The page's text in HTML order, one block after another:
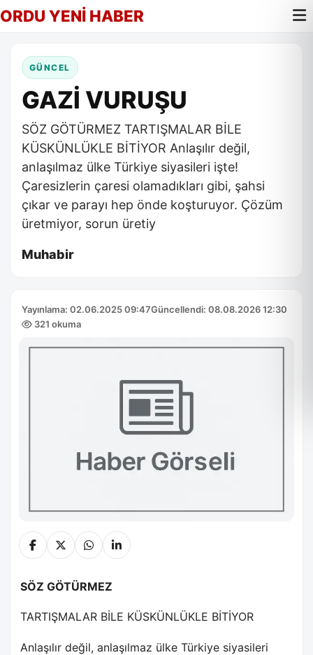
ORDU YENİ HABER
GÜNCEL
GAZİ VURUŞU
SÖZ GÖTÜRMEZ TARTIŞMALAR BİLE
KÜSKÜNLÜKLE BİTİYOR Anlaşılır değil,
anlaşılmaz ülke Türkiye siyasileri işte!
Çaresizlerin çaresi olamadıkları gibi, şahsi
çıkar ve parayı hep önde koşturuyor. Çözüm
üretmiyor, sorun üretiy
Muhabir
Yayınlama: 02.06.2025 09:47Güncellendi: 08.08.2026 12:30
321 okuma
SÖZ GÖTÜRMEZ
TARTIŞMALAR BİLE KÜSKÜNLÜKLE BİTİYOR
Anlaşılır değil, anlaşılmaz ülke Türkiye siyasileri